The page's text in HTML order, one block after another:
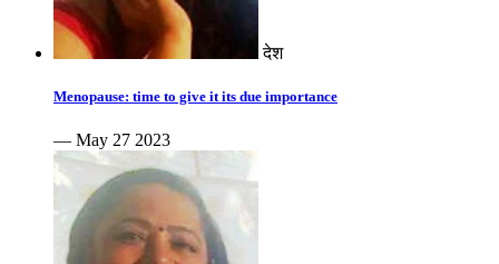
देश
Menopause: time to give it its due importance
— May 27 2023